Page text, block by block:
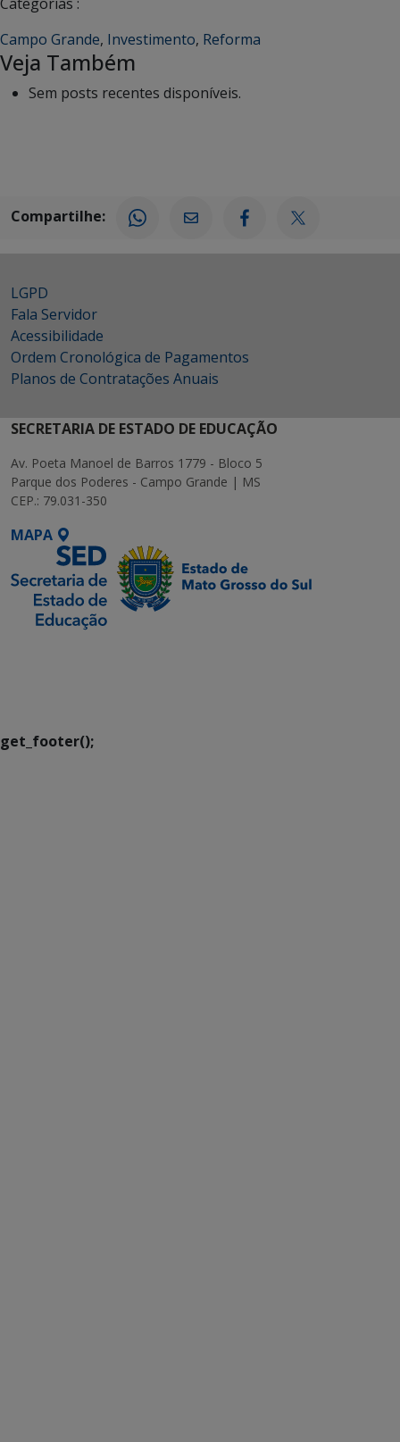
Campo Grande, Investimento, Reforma
Veja Também
Sem posts recentes disponíveis.
Compartilhe:
LGPD
Fala Servidor
Acessibilidade
Ordem Cronológica de Pagamentos
Planos de Contratações Anuais
SECRETARIA DE ESTADO DE EDUCAÇÃO
Av. Poeta Manoel de Barros 1779 - Bloco 5
Parque dos Poderes - Campo Grande | MS
CEP.: 79.031-350
MAPA
get_footer();